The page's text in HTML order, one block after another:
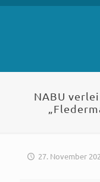
NABU
27. November